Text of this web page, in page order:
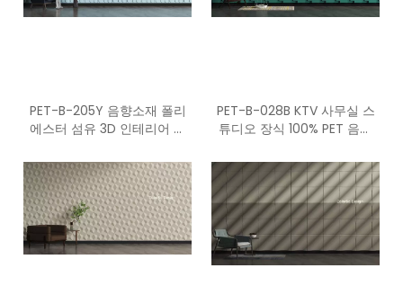
PET-B-205Y 음향소재 폴리
에스터 섬유 3D 인테리어 패
PET-B-028B KTV 사무실 스
튜디오 장식 100% PET 음향